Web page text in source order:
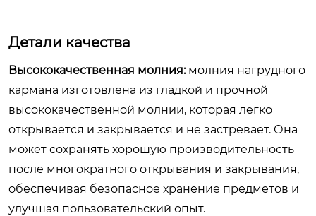
Детали качества
Высококачественная молния:молния нагрудного
кармана изготовлена из гладкой и прочной
высококачественной молнии, которая легко
открывается и закрывается и не застревает. Она
может сохранять хорошую производительность
после многократного открывания и закрывания,
обеспечивая безопасное хранение предметов и
улучшая пользовательский опыт.